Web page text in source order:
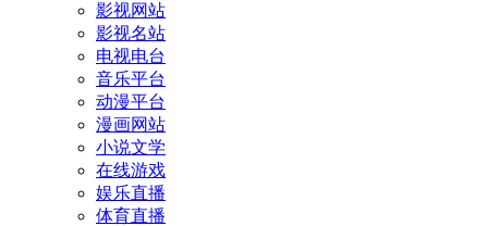
影视网站
影视名站
电视电台
音乐平台
动漫平台
漫画网站
小说文学
在线游戏
娱乐直播
体育直播